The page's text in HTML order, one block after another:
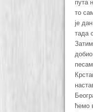
пута
то
је
тада
ћемо